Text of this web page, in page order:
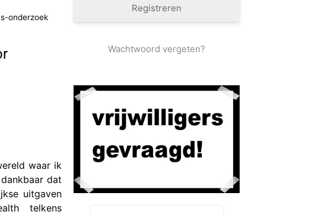
onderzoek
waar ik
dat
uitgaven
telkens
Registreren
Wachtwoord vergeten?